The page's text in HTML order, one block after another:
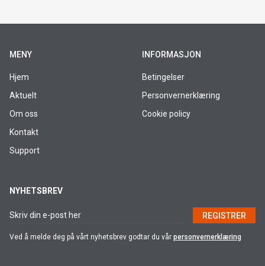
MENY
Hjem
Aktuelt
Om oss
Kontakt
Support
INFORMASJON
Betingelser
Personvernerklæring
Cookie policy
NYHETSBREV
REGISTRER
Ved å melde deg på vårt nyhetsbrev godtar du vår personvernerklæring